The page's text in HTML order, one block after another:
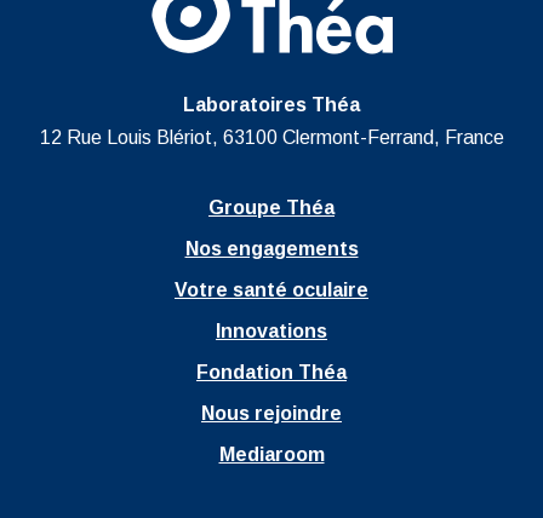
Laboratoires Théa
12 Rue Louis Blériot, 63100 Clermont-Ferrand, France
Groupe Théa
Nos engagements
Votre santé oculaire
Innovations
Fondation Théa
Nous rejoindre
Mediaroom